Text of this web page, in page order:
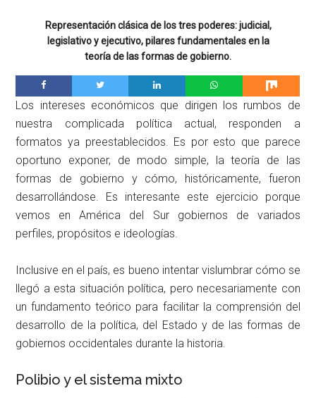
Representación clásica de los tres poderes: judicial,
legislativo y ejecutivo, pilares fundamentales en la
teoría de las formas de gobierno.
Los intereses económicos que dirigen los rumbos de
nuestra complicada política actual, responden a
formatos ya preestablecidos. Es por esto que parece
oportuno exponer, de modo simple, la teoría de las
formas de gobierno y cómo, históricamente, fueron
desarrollándose. Es interesante este ejercicio porque
vemos en América del Sur gobiernos de variados
perfiles, propósitos e ideologías.
Inclusive en el país, es bueno intentar vislumbrar cómo se
llegó a esta situación política, pero necesariamente con
un fundamento teórico para facilitar la comprensión del
desarrollo de la política, del Estado y de las formas de
gobiernos occidentales durante la historia.
Polibio y el sistema mixto